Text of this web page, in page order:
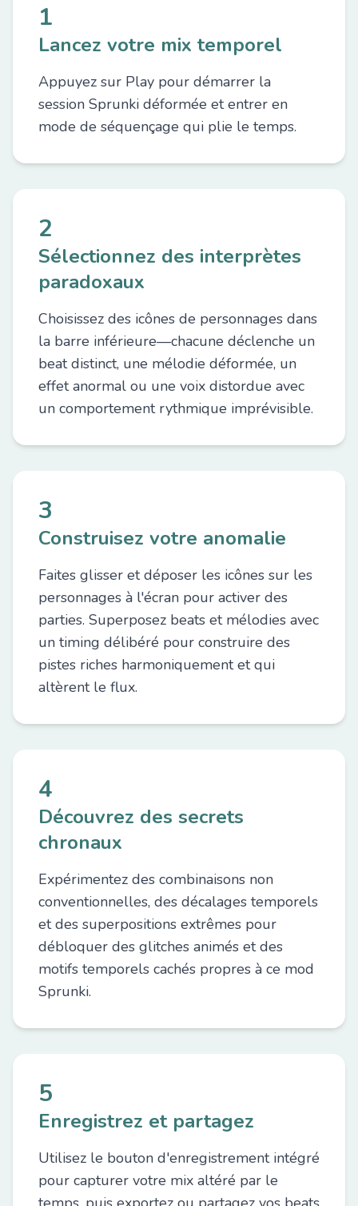
1
Lancez votre mix temporel
Appuyez sur Play pour démarrer la
session Sprunki déformée et entrer en
mode de séquençage qui plie le temps.
2
Sélectionnez des interprètes
paradoxaux
Choisissez des icônes de personnages dans
la barre inférieure—chacune déclenche un
beat distinct, une mélodie déformée, un
effet anormal ou une voix distordue avec
un comportement rythmique imprévisible.
3
Construisez votre anomalie
Faites glisser et déposer les icônes sur les
personnages à l'écran pour activer des
parties. Superposez beats et mélodies avec
un timing délibéré pour construire des
pistes riches harmoniquement et qui
altèrent le flux.
4
Découvrez des secrets
chronaux
Expérimentez des combinaisons non
conventionnelles, des décalages temporels
et des superpositions extrêmes pour
débloquer des glitches animés et des
motifs temporels cachés propres à ce mod
Sprunki.
5
Enregistrez et partagez
Utilisez le bouton d'enregistrement intégré
pour capturer votre mix altéré par le